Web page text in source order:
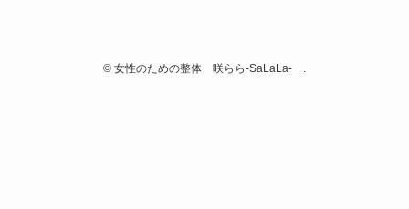
© 女性のための整体 咲らら-SaLaLa- .